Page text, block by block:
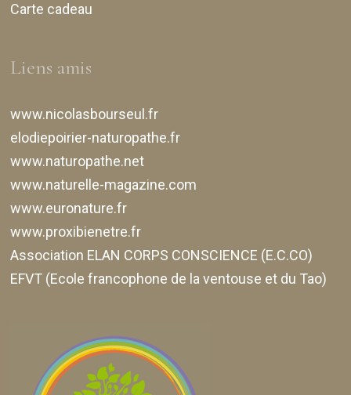
Carte cadeau
Liens amis
www.nicolasbourseul.fr
elodiepoirier-naturopathe.fr
www.naturopathe.net
www.naturelle-magazine.com
www.euronature.fr
www.proxibienetre.fr
Association ELAN CORPS CONSCIENCE (E.C.CO)
EFVT (Ecole francophone de la ventouse et du Tao)